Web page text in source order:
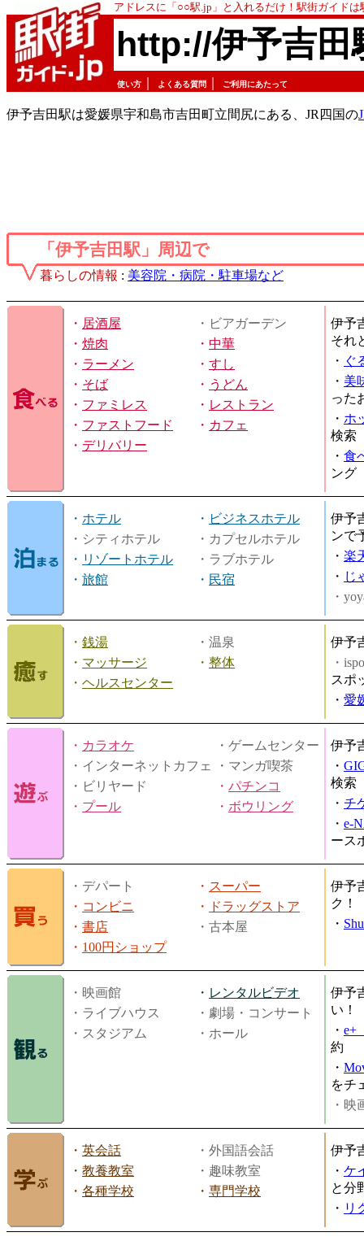
アドレスに「○○駅.jp」と入れるだけ！駅街ガイド
http://伊予吉田
使い方 よくある質問 ご利用にあたって
伊予吉田駅は愛媛県宇和島市吉田町立間尻にある、JR四国の
「伊予吉田駅」周辺で
暮らしの情報 : 美容院・病院・駐車場など
・ 居酒屋
・ビアガーデン
・ 焼肉 ・ 中華
・ ラーメン ・ すし
・ そば ・ うどん
・ ファミレス ・ レストラン
・ ファストフード ・ カフェ
・ デリバリー
伊予
それ
・ ぐ
・ 美
った
・ ホ
検索
・ 食
ング
・ ホテル ・ ビジネスホテル
・シティホテル
・カプセルホテル
・ リゾートホテル
・ラブホテル
・ 旅館 ・ 民宿
伊予
ンで
・ 楽
・ じ
・
・ 銭湯
・温泉
・ マッサージ ・ 整体
・ ヘルスセンター
伊予
・
スポ
・ 愛
・ カラオケ
・ゲームセンター
・インターネットカフェ
・マンガ喫茶
・ビリヤード
・ パチンコ
・ プール ・ ボウリング
伊予
・
検索
・ チ
・ e-
ース
・デパート ・ スーパー
・ コンビニ ・
ドラッグストア
・ 書店
・古本屋
・ 100円ショップ
伊予
ク！
・
・映画館 ・ レンタルビデオ
・ライブハウス
・劇場・コンサート
・スタジアム
・ホール
伊予
い！
・ e+
約
・
をチ
・映
・ 英会話
・外国語会話
・ 教養教室
・趣味教室
・ 各種学校 ・ 専門学校
伊予
・ ケ
と分
・ リ